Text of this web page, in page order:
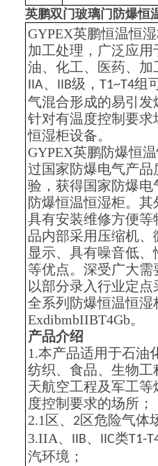
英鹏双门玻璃门防爆恒
GYPEX英鹏恒温恒
加工处理，广泛应
油、化工、医药、
IIA、 IIB级，T1~T4组
气混合形成的易引
针对有温度控制要
恒湿柜设备。
GYPEX英鹏防爆恒
过国家防爆电气产
验，获得国家防爆电
防爆恒温恒湿柜。
具有安装维修方便
品内部采用压缩机
显示、具有噪音低
等优点。深受广大
以部分录入行业定点
全系列防爆恒温恒湿
ExdibmbIIBT4Gb。
产品介绍
1.本产品适用于石油
纺织、食品、生物
天航空工程及军工
度控制要求的场所；
2.1区、 2区危险气体
3.IIA、
IIB、 IIC类T1-
汽环境；